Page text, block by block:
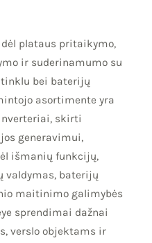
plataus pritaikymo,
ir suderinamumo su
bei baterijų
asortimente yra
skirti
generavimui,
išmanių funkcijų,
valdymas, baterijų
maitinimo galimybės
sprendimai dažnai
verslo objektams ir